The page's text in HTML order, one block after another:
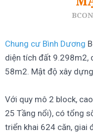
Chung cư Bình Dương
diện tích đất 9.298m2,
58m2. Mật độ xây
Với quy mô 2 block,
25 Tầng nổi), có tổng
triển khai 624 căn, giai